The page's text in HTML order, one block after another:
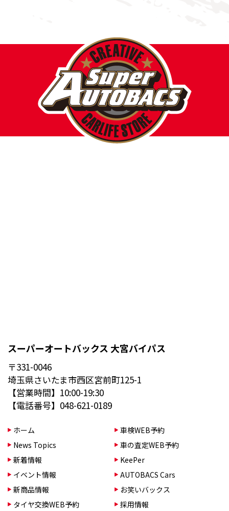
スーパーオートバックス 大宮バイパス
〒331-0046
埼玉県さいたま市西区宮前町125-1
【営業時間】10:00-19:30
【電話番号】048-621-0189
ホーム
News Topics
新着情報
イベント情報
新商品情報
タイヤ交換WEB予約
車検WEB予約
車の査定WEB予約
KeePer
AUTOBACS Cars
お笑いバックス
採用情報